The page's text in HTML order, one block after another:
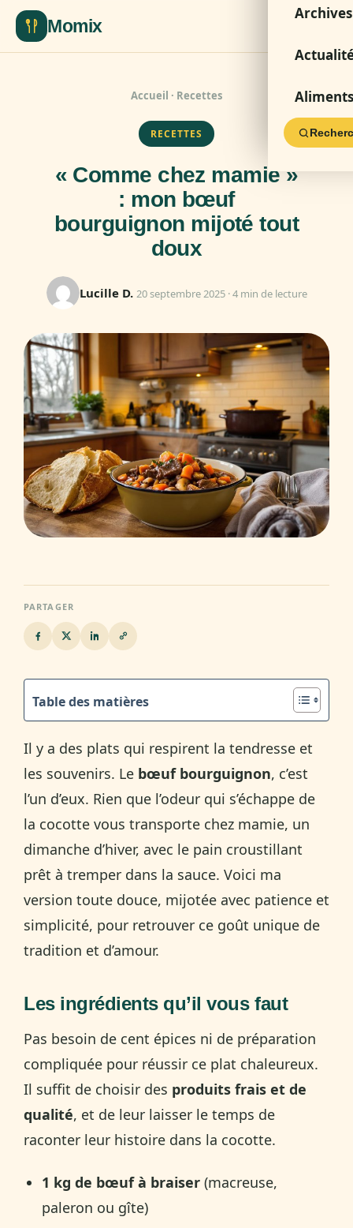
Momix
Archives
Aliments
Accueil · Recettes
RECETTES
« Comme chez mamie »
: mon bœuf
bourguignon mijoté tout
doux
Lucille D. 20 septembre 2025 · 4 min de lecture
PARTAGER
Table des matières
Il y a des plats qui respirent la tendresse et
les souvenirs. Le bœuf bourguignon, c’est
l’un d’eux. Rien que l’odeur qui s’échappe de
la cocotte vous transporte chez mamie, un
dimanche d’hiver, avec le pain croustillant
prêt à tremper dans la sauce. Voici ma
version toute douce, mijotée avec patience et
simplicité, pour retrouver ce goût unique de
tradition et d’amour.
Les ingrédients qu’il vous faut
Pas besoin de cent épices ni de préparation
compliquée pour réussir ce plat chaleureux.
Il suffit de choisir des produits frais et de
qualité, et de leur laisser le temps de
raconter leur histoire dans la cocotte.
1 kg de bœuf à braiser (macreuse,
paleron ou gîte)